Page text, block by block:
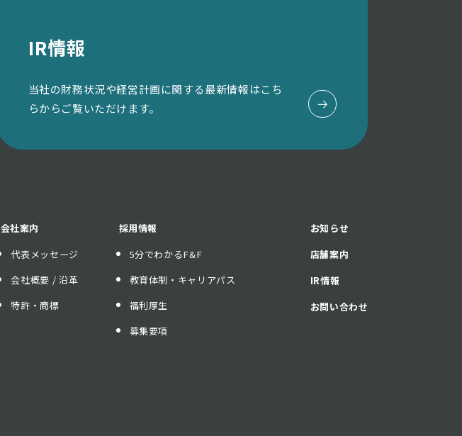
IR情報
当社の財務状況や経営計画に関する最新情報はこち
らからご覧いただけます。
会社案内
代表メッセージ
会社概要 / 沿革
特許・商標
採用情報
5分でわかるF&F
教育体制・キャリアパス
福利厚生
募集要項
お知らせ
店舗案内
IR情報
お問い合わせ